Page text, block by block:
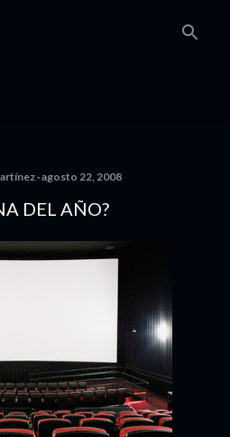
agosto 22, 2008
DEL AÑO?